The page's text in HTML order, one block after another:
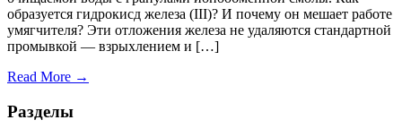
образуется гидрокисд железа (III)? И почему он мешает работе
умягчителя? Эти отложения железа не удаляются стандартной
промывкой — взрыхлением и […]
Read More →
Разделы